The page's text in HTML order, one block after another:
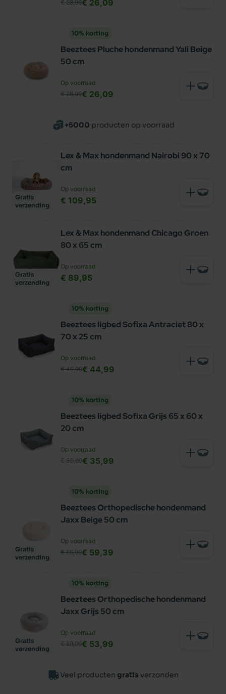
€ 28,99€ 26,09
10% korting
Beeztees Pluche hondenmand Yali Beige
50 cm
Op voorraad
€ 28,99€ 26,09
+5000 producten op voorraad
Gratis
verzending
Lex & Max hondenmand Nairobi 90 x 70
cm
Op voorraad
€ 109,95
Gratis
verzending
Lex & Max hondenmand Chicago Groen
80 x 65 cm
Op voorraad
€ 89,95
10% korting
Beeztees ligbed Sofixa Antraciet 80 x
70 x 25 cm
Op voorraad
€ 49,99€ 44,99
10% korting
Beeztees ligbed Sofixa Grijs 65 x 60 x
20 cm
Op voorraad
€ 39,99€ 35,99
10% korting
Gratis
verzending
Beeztees Orthopedische hondenmand
Jaxx Beige 50 cm
Op voorraad
€ 65,99€ 59,39
10% korting
Gratis
verzending
Beeztees Orthopedische hondenmand
Jaxx Grijs 50 cm
Op voorraad
€ 59,99€ 53,99
Veel producten gratis verzonden